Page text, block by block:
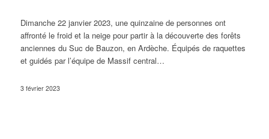
Dimanche 22 janvier 2023, une quinzaine de personnes ont
affronté le froid et la neige pour partir à la découverte des forêts
anciennes du Suc de Bauzon, en Ardèche. Équipés de raquettes
et guidés par l’équipe de Massif central…
3 février 2023